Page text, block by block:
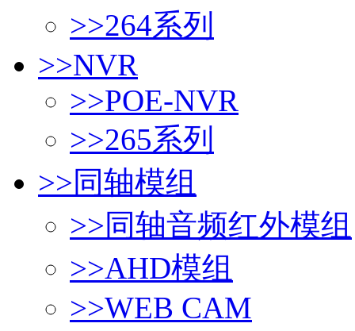
>>264系列
>>NVR
>>POE-NVR
>>265系列
>>同轴模组
>>同轴音频红外模组
>>AHD模组
>>WEB CAM